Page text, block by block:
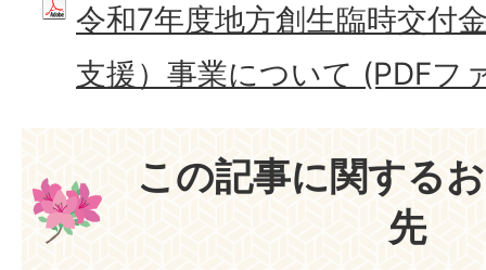
令和7年度地方創生臨時交付
支援）事業について (PDFフ
この記事に関する
先